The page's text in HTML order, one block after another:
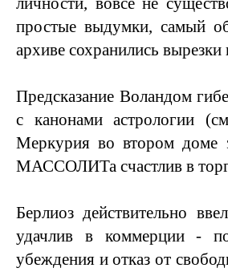
простые выдумки, самый
архиве сохранились
Предсказание Воландом
с канонами астрологии
Меркурия во втором доме
МАССОЛИТа счастлив в
Берлиоз действительно
удачлив в коммерции -
убеждения и отказ от